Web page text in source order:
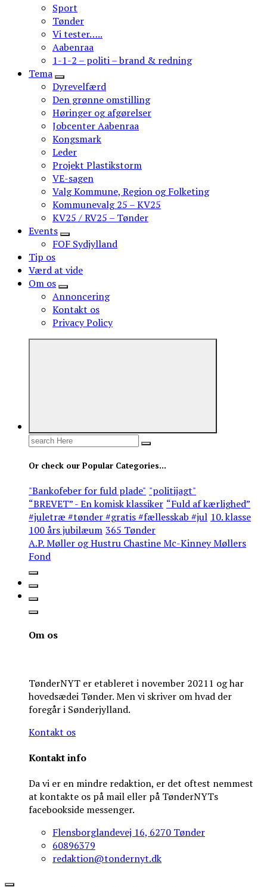
Sport
Tønder
Vi tester…..
Aabenraa
1-1-2 – politi – brand & redning
Tema
Dyrevelfærd
Den grønne omstilling
Høringer og afgørelser
Jobcenter Aabenraa
Kongsmark
Leder
Projekt Plastikstorm
VE-sagen
Valg Kommune, Region og Folketing
Kommunevalg 25 – KV25
KV25 / RV25 – Tønder
Events
FOF Sydjylland
Tip os
Værd at vide
Om os
Annoncering
Kontakt os
Privacy Policy
Search
Or check our Popular Categories...
"Bankofeber for fuld plade" "politijagt"
“BREVET” - En komisk klassiker “Fuld af kærlighed”
#juletræ #tønder #gratis #fællesskab #jul 10. klasse
100 års jubilæum 365 Tønder
A.P. Møller og Hustru Chastine Mc-Kinney Møllers
Fond
Om os
TønderNYT er etableret i november 20211 og har
hovedsædei Tønder. Men vi skriver om hvad der
foregår i Sønderjylland.
Kontakt os
Kontakt info
Da vi er en mindre redaktion, er det oftest nemmest
at kontakte os på mail eller på TønderNYTs
facebookside messenger.
Flensborglandevej 16, 6270 Tønder
60896379
redaktion@tondernyt.dk